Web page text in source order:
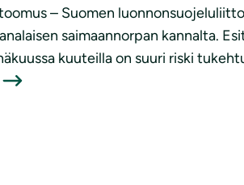
– Suomen
saimaannorpan kannalta.
kuuteilla on suuri riski